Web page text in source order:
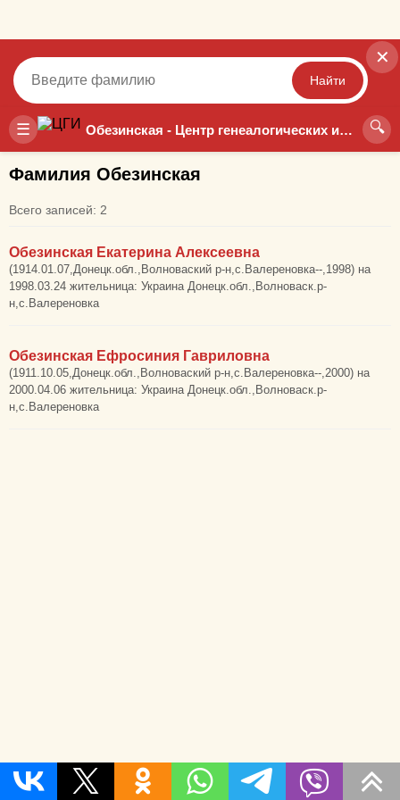
☰ Обезинская - Центр генеалогических исследований 🔍
✕
Найти
Точный Неточный
Фамилия Обезинская
Всего записей: 2
Обезинская Екатерина Алексеевна
(1914.01.07,Донецк.обл.,Волноваский р-н,с.Валереновка--,1998) на
1998.03.24 жительница: Украина Донецк.обл.,Волноваск.р-
н,с.Валереновка
Обезинская Ефросиния Гавриловна
(1911.10.05,Донецк.обл.,Волноваский р-н,с.Валереновка--,2000) на
2000.04.06 жительница: Украина Донецк.обл.,Волноваск.р-
н,с.Валереновка